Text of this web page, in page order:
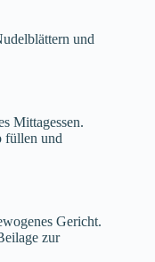
und
Mittagessen.
füllen und
Gericht.
zur